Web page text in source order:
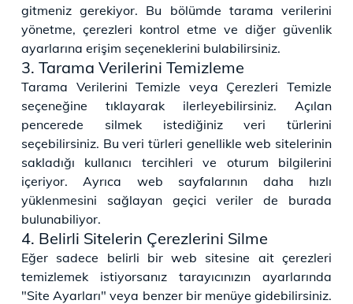
gitmeniz gerekiyor. Bu bölümde tarama verilerini
yönetme, çerezleri kontrol etme ve diğer güvenlik
ayarlarına erişim seçeneklerini bulabilirsiniz.
3. Tarama Verilerini Temizleme
Tarama Verilerini Temizle veya Çerezleri Temizle
seçeneğine tıklayarak ilerleyebilirsiniz. Açılan
pencerede silmek istediğiniz veri türlerini
seçebilirsiniz. Bu veri türleri genellikle web sitelerinin
sakladığı kullanıcı tercihleri ve oturum bilgilerini
içeriyor. Ayrıca web sayfalarının daha hızlı
yüklenmesini sağlayan geçici veriler de burada
bulunabiliyor.
4. Belirli Sitelerin Çerezlerini Silme
Eğer sadece belirli bir web sitesine ait çerezleri
temizlemek istiyorsanız tarayıcınızın ayarlarında
"Site Ayarları" veya benzer bir menüye gidebilirsiniz.